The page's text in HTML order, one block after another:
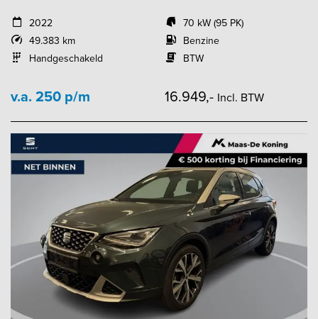
2022
49.383 km
Handgeschakeld
70 kW (95 PK)
Benzine
BTW
v.a. 250 p/m 16.949,- Incl. BTW